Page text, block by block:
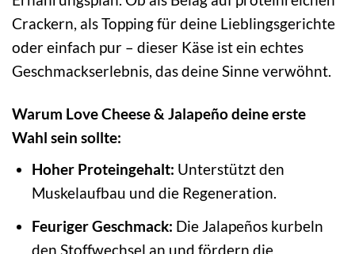
Crackern, als Topping für deine Lieblingsgerichte
oder einfach pur – dieser Käse ist ein echtes
Geschmackserlebnis, das deine Sinne verwöhnt.
Warum Love Cheese & Jalapeño deine erste
Wahl sein sollte:
Hoher Proteingehalt: Unterstützt den
Muskelaufbau und die Regeneration.
Feuriger Geschmack: Die Jalapeños kurbeln
den Stoffwechsel an und fördern die